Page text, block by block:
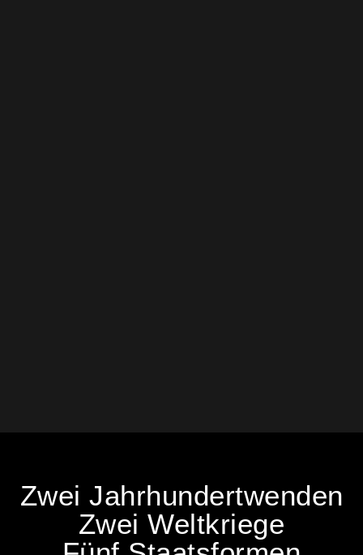
Zwei Jahrhundertwenden
Zwei Weltkriege